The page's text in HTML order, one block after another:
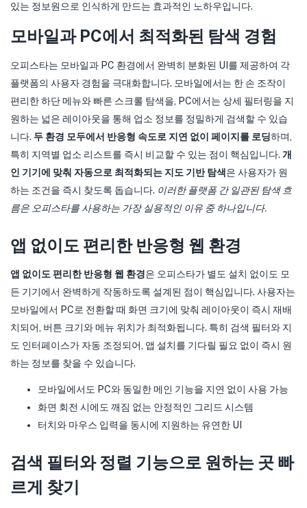
있는 정보원으로 인식하게 만드는 효과적인 노하우입니다.
모바일과 PC에서 최적화된 탐색 경험
오피스타는 모바일과 PC 환경에서 완벽히 분화된 UI를 제공하여 각
플랫폼의 사용자 경험을 극대화합니다. 모바일에서는 한 손 조작이
편리한 하단 메뉴와 빠른 스크롤 탐색을, PC에서는 상세 필터링을 지
원하는 넓은 레이아웃을 통해 업소 정보를 정밀하게 검색할 수 있습
니다. 두 환경 모두에서 반응형 속도로 지연 없이 페이지를 로딩하며,
특히 지역별 업소 리스트를 즉시 비교할 수 있는 점이 핵심입니다. 개
인 기기에 맞춰 자동으로 최적화되는 지도 기반 탐색은 사용자가 원
하는 조건을 즉시 찾도록 돕습니다. 이러한 플랫폼 간 일관된 탐색 흐
름은 오피스타를 사용하는 가장 실용적인 이유 중 하나입니다.
앱 없이도 편리한 반응형 웹 환경
앱 없이도 편리한 반응형 웹 환경은 오피스타가 별도 설치 없이도 모
든 기기에서 완벽하게 작동하도록 설계된 점이 핵심입니다. 사용자는
모바일에서 PC로 전환할 때 화면 크기에 맞춰 레이아웃이 즉시 재배
치되어, 버튼 크기와 메뉴 위치가 최적화됩니다. 특히 검색 필터와 지
도 인터페이스가 자동 조정되어, 앱 설치를 기다릴 필요 없이 즉시 원
하는 정보를 찾을 수 있습니다.
모바일에서도 PC와 동일한 메인 기능을 지연 없이 사용 가능
화면 회전 시에도 깨짐 없는 안정적인 그리드 시스템
터치와 마우스 입력을 동시에 지원하는 유연한 UI
검색 필터와 정렬 기능으로 원하는 곳 빠
르게 찾기